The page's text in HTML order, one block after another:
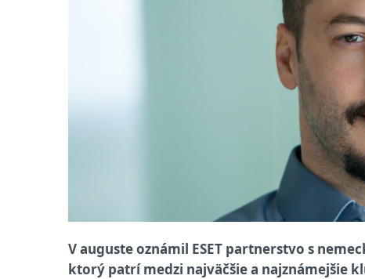
V auguste oznámil ESET partnerstvo s
ktorý patrí medzi najväčšie a najznámejšie